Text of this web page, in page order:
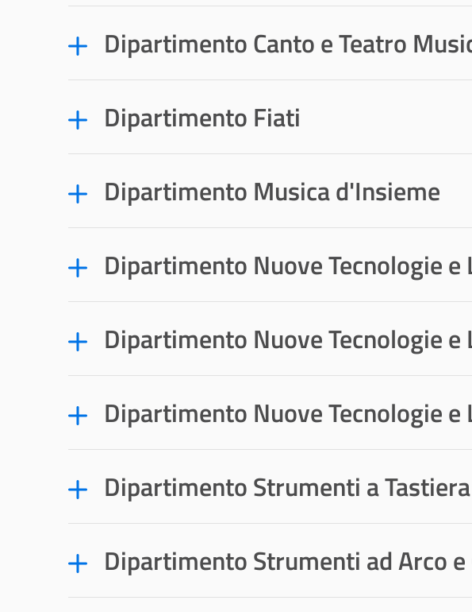
Dipartimento Canto e Teatro
Dipartimento Fiati
Dipartimento Musica d'Insieme
Dipartimento Nuove Tecnologie
Dipartimento Nuove Tecnologie
Dipartimento Nuove Tecnologie
Dipartimento Strumenti a
Dipartimento Strumenti ad Arco e